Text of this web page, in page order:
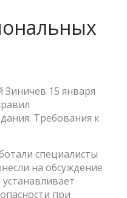
15 января
Требования к
специалисты
на обсуждение
при